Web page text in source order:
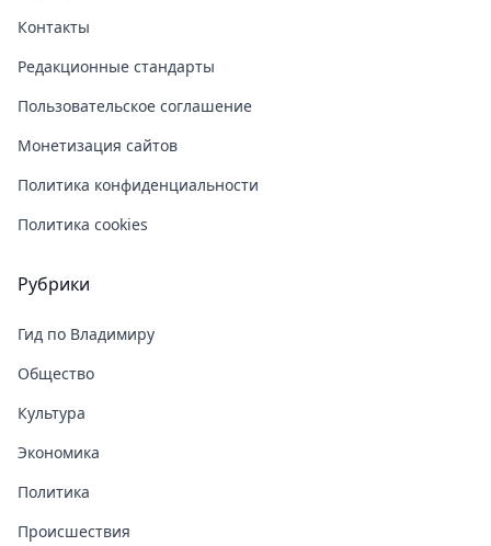
Контакты
Редакционные стандарты
Пользовательское соглашение
Монетизация сайтов
Политика конфиденциальности
Политика cookies
Рубрики
Гид по Владимиру
Общество
Культура
Экономика
Политика
Происшествия